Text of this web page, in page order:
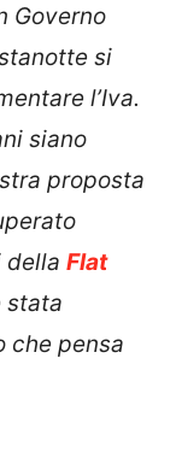
Governo
si
l’Iva.
siano
proposta
della Flat
stata
che pensa